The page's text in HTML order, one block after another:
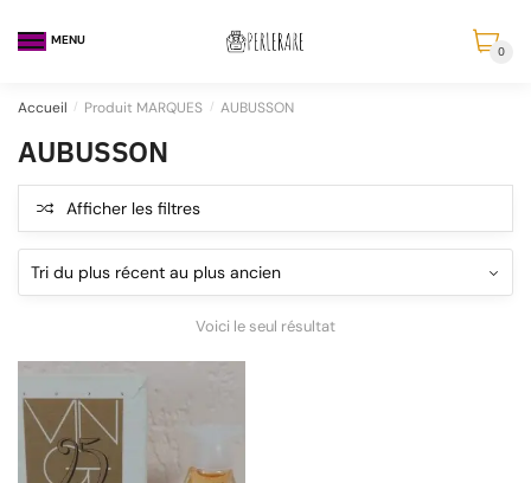
MENU
0
Accueil / Produit MARQUES / AUBUSSON
AUBUSSON
Afficher les filtres
Voici le seul résultat